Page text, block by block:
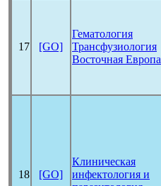
17 [GO]
Гематология
Трансфузиология
Восточная Европа
18 [GO]
Клиническая
инфектология и